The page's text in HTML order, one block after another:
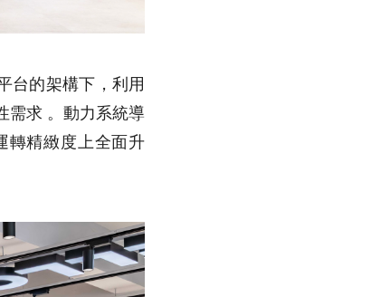
台的架構下，利用
需求 。動力系統導
轉精緻度上全面升